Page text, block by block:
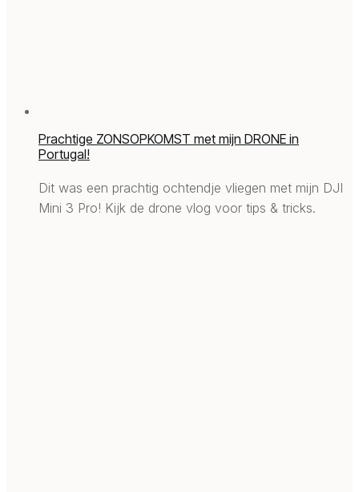
Prachtige ZONSOPKOMST met mijn DRONE in
Portugal!
Dit was een prachtig ochtendje vliegen met mijn DJI
Mini 3 Pro! Kijk de drone vlog voor tips & tricks.